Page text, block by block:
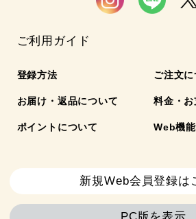
ご利用ガイド
登録方法 ご注文に
お届け・返品について 料金・
ポイントについて Web機
新規Web会員登録は